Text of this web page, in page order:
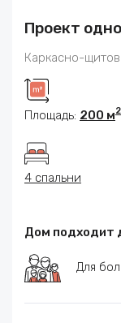
Проект
Каркасно-
Площадь: 200 м2
4 спальни
Дом подходит
Для